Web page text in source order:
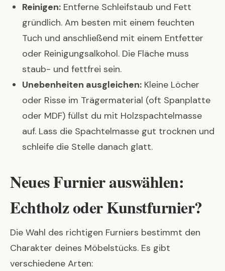
Reinigen: Entferne Schleifstaub und Fett
gründlich. Am besten mit einem feuchten
Tuch und anschließend mit einem Entfetter
oder Reinigungsalkohol. Die Fläche muss
staub- und fettfrei sein.
Unebenheiten ausgleichen: Kleine Löcher
oder Risse im Trägermaterial (oft Spanplatte
oder MDF) füllst du mit Holzspachtelmasse
auf. Lass die Spachtelmasse gut trocknen und
schleife die Stelle danach glatt.
Neues Furnier auswählen:
Echtholz oder Kunstfurnier?
Die Wahl des richtigen Furniers bestimmt den
Charakter deines Möbelstücks. Es gibt
verschiedene Arten: